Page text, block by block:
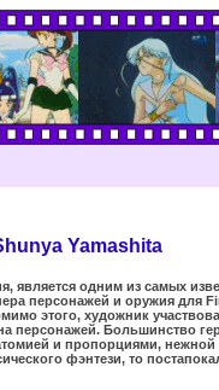
Yamashita
является одним из самых
персонажей и оружия для
этого, художник
Большинство
и пропорциями,
фэнтези, то